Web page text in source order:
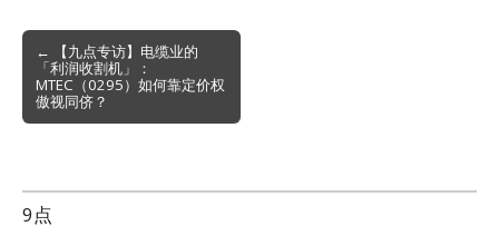
navigation
← 【九点专访】电缆业的
「利润收割机」：
MTEC（0295）如何靠定价权
傲视同侪？
9点